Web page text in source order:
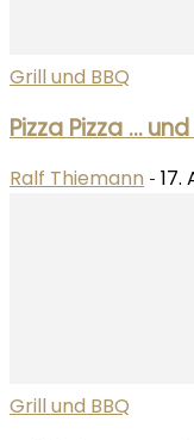
Grill und BBQ
Pizza Pizza …
Ralf Thiemann - 17.
Grill und BBQ